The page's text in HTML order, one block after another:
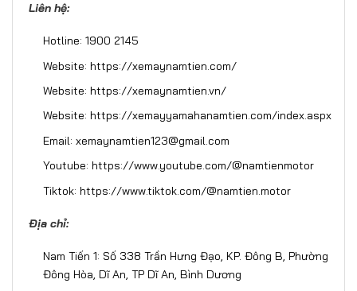
Liên hệ:
Hotline: 1900 2145
Website:https://xemaynamtien.com/
Website:https://xemaynamtien.vn/
Website:https://xemayyamahanamtien.com/index.aspx
Email: xemaynamtien123@gmail.com
Youtube:https://www.youtube.com/@namtienmotor
Tiktok:https://www.tiktok.com/@namtien.motor
Địa chỉ:
Nam Tiến 1: Số 338 Trần Hưng Đạo, KP. Đông B, Phường
Đông Hòa, Dĩ An, TP Dĩ An, Bình Dương